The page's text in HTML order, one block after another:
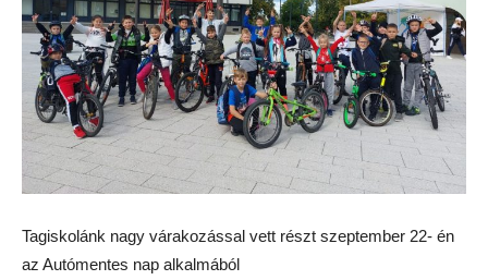
Iskola
Tagiskolánk nagy várakozással vett részt szeptember 22- én
az Autómentes nap alkalmából